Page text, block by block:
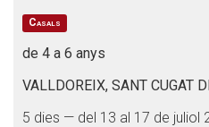
Casals
de 4 a 6 anys
VALLDOREIX, SANT CUGAT
5 dies — del 13 al 17 de juliol